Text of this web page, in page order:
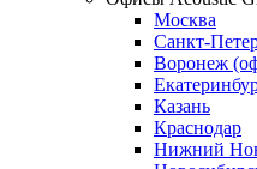
Москва
Санкт-
Воронеж
Казань
Краснодар
Нижний